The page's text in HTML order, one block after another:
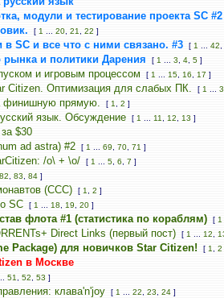
модули и тестирование проекта SC #2
[ 1 20, 21 22 ]
SC и все что с ними связано. #3 [ 1 42
рынка и политики Дарения [ 1 3 4, 5]
и игровым процессом [ 1 15, 16, 17 ]
Citizen. Оптимизация для слабых ПК. [ 1 3
финишную прямую. [ 1 2 ]
язык. Обсуждение [ 1 11 12 13 ]
$30
ad astra) #2 [ 1 69 70, 71 ]
/о\ + \o/ [ 1 5, 6, 7 ]
82 83 84]
(CCC) [ 1 2 ]
SC [ 1 18 19 20]
флота #1 (статистика по кораблям) [ 1
Direct Links (первый пост) [ 1 12
Package) для новичков Star Citizen! [ 1 2
в Москве
51 52 53 ]
клава'n'joy [ 1 22 23 24]